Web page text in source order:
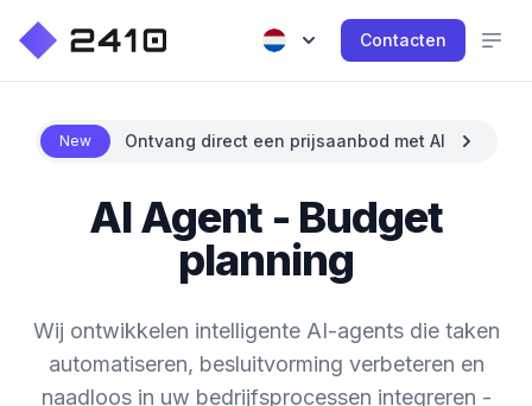
Contacten
New Ontvang direct een prijsaanbod met AI
AI Agent - Budget
planning
Wij ontwikkelen intelligente AI-agents die taken
automatiseren, besluitvorming verbeteren en
naadloos in uw bedrijfsprocessen integreren -